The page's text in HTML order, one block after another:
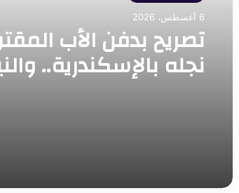
6 أغسطس، 2026
تصريح بدفن الأب
نجله بالإسكندرية..
تحريات المباحث